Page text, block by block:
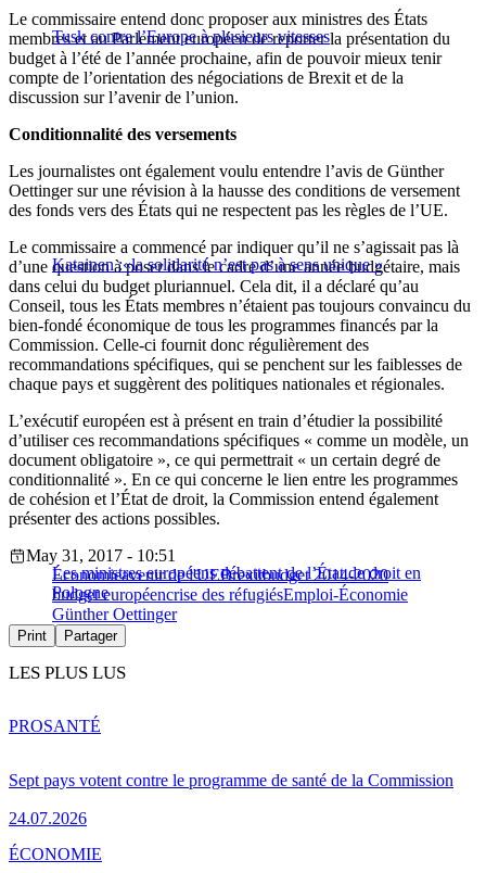
Tusk contre l’Europe à plusieurs vitesses
Le commissaire entend donc proposer aux ministres des États
membres et au Parlement européen de reporter la présentation du
budget à l’été de l’année prochaine, afin de pouvoir mieux tenir
compte de l’orientation des négociations de Brexit et de la
discussion sur l’avenir de l’union.
Conditionnalité des versements
Les journalistes ont également voulu entendre l’avis de Günther
Oettinger sur une révision à la hausse des conditions de versement
des fonds vers des États qui ne respectent pas les règles de l’UE.
Katainen :«la solidarité n’est pas à sens unique »
Le commissaire a commencé par indiquer qu’il ne s’agissait pas là
d’une question à poser dans le cadre d’une année budgétaire, mais
dans celui du budget pluriannuel. Cela dit, il a déclaré qu’au
Conseil, tous les États membres n’étaient pas toujours convaincu du
bien-fondé économique de tous les programmes financés par la
Commission. Celle-ci fournit donc régulièrement des
recommandations spécifiques, qui se penchent sur les faiblesses de
chaque pays et suggèrent des politiques nationales et régionales.
L’exécutif européen est à présent en train d’étudier la possibilité
d’utiliser ces recommandations spécifiques « comme un modèle, un
document obligatoire », ce qui permettrait « un certain degré de
conditionnalité ». En ce qui concerne le lien entre les programmes
de cohésion et l’État de droit, la Commission entend également
présenter des actions possibles.
Les ministres européens débattent de l’État de droit en
Pologne
May 31, 2017 - 10:51
Économieavenir de l'UEBrexitbudget 2014-2020
budget européencrise des réfugiésEmploi-Économie
Günther Oettinger
Print Partager
LES PLUS LUS
Sept pays votent contre le programme de santé de la Commission
24.07.2026
PROSANTÉ
ÉCONOMIE